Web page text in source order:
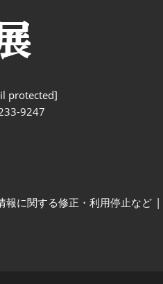
protected]
9247
報に関する修正・利用停止など